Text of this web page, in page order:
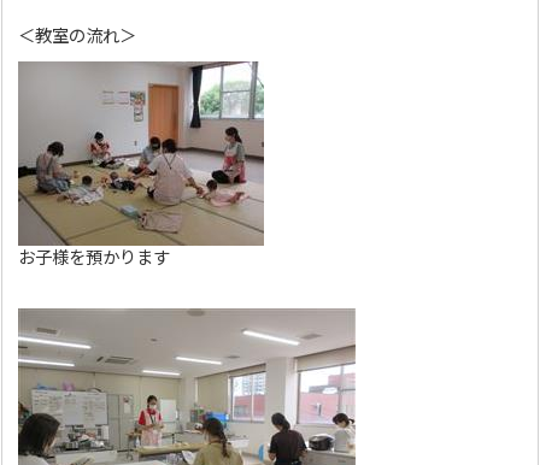
＜教室の流れ＞
お子様を預かります